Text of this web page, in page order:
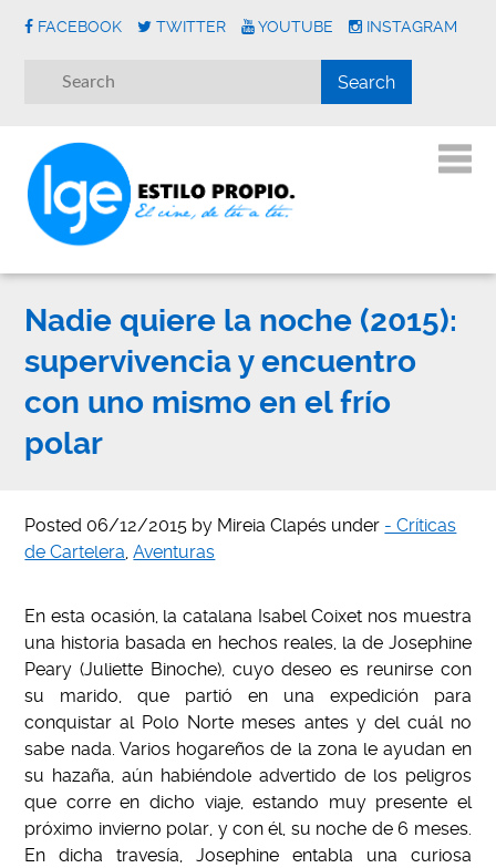
FACEBOOK TWITTER YOUTUBE INSTAGRAM
Nadie quiere la noche (2015):
supervivencia y encuentro
con uno mismo en el frío
polar
Posted 06/12/2015 by Mireia Clapés under - Críticas
de Cartelera,Aventuras
En esta ocasión, la catalana Isabel Coixet nos muestra
una historia basada en hechos reales, la de Josephine
Peary (Juliette Binoche), cuyo deseo es reunirse con
su marido, que partió en una expedición para
conquistar al Polo Norte meses antes y del cuál no
sabe nada. Varios hogareños de la zona le ayudan en
su hazaña, aún habiéndole advertido de los peligros
que corre en dicho viaje, estando muy presente el
próximo invierno polar, y con él, su noche de 6 meses.
En dicha travesía, Josephine entabla una curiosa